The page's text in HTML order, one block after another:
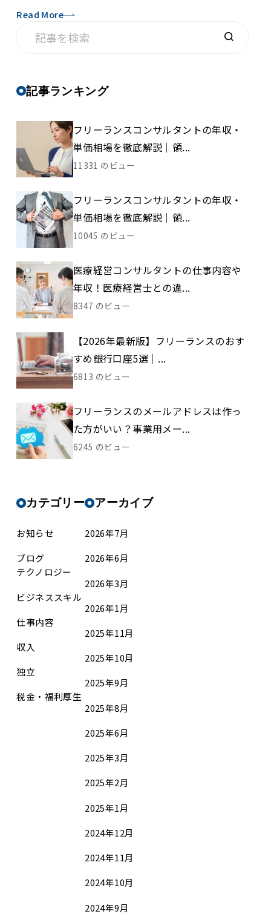
Read More
記事ランキング
フリーランスコンサルタントの年収・
単価相場を徹底解説｜領...
11331 のビュー
フリーランスコンサルタントの年収・
単価相場を徹底解説｜領...
10045 のビュー
医療経営コンサルタントの仕事内容や
年収！医療経営士との違...
8347 のビュー
【2026年最新版】フリーランスのおす
すめ銀行口座5選｜...
6813 のビュー
フリーランスのメールアドレスは作っ
た方がいい？事業用メー...
6245 のビュー
カテゴリー
お知らせ
ブログ
テクノロジー
ビジネススキル
仕事内容
収入
独立
税金・福利厚生
アーカイブ
2026年7月
2026年6月
2026年3月
2026年1月
2025年11月
2025年10月
2025年9月
2025年8月
2025年6月
2025年3月
2025年2月
2025年1月
2024年12月
2024年11月
2024年10月
2024年9月